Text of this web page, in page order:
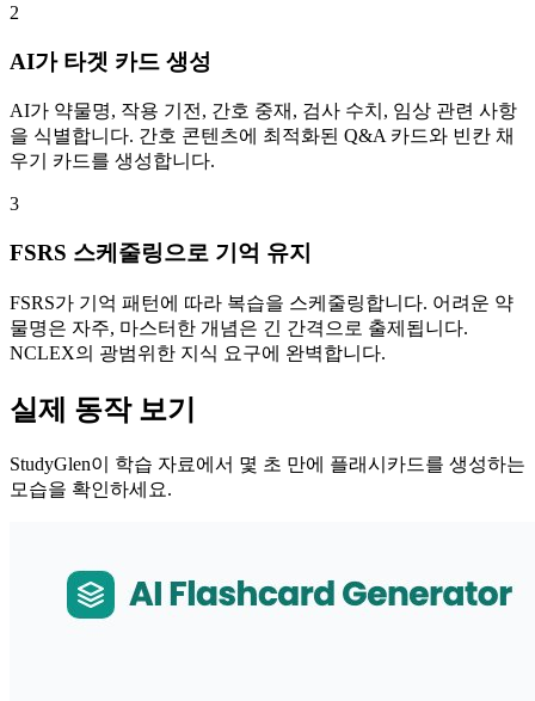
2
AI가 타겟 카드 생성
AI가 약물명, 작용 기전, 간호 중재, 검사 수치, 임상 관련 사항
을 식별합니다. 간호 콘텐츠에 최적화된 Q&A 카드와 빈칸 채
우기 카드를 생성합니다.
3
FSRS 스케줄링으로 기억 유지
FSRS가 기억 패턴에 따라 복습을 스케줄링합니다. 어려운 약
물명은 자주, 마스터한 개념은 긴 간격으로 출제됩니다.
NCLEX의 광범위한 지식 요구에 완벽합니다.
실제 동작 보기
StudyGlen이 학습 자료에서 몇 초 만에 플래시카드를 생성하는
모습을 확인하세요.